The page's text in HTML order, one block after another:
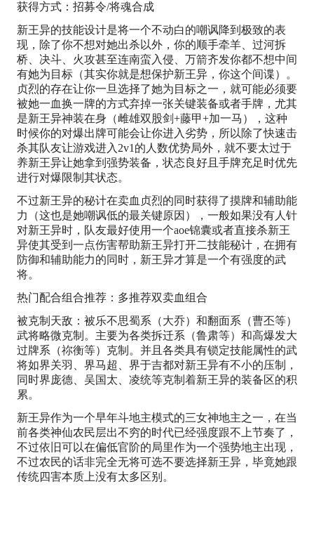
获得方式：招募令/将魂合成
新王异的技能设计是将一个不动白的嘲讽降到极致的表
现，除了你不想对她出杀以外，你的顺手牵羊、过河拆
桥、决斗、火攻甚至连南蛮入侵、万箭齐发你都不想中间
有她为目标（其实你就是想保护新王异，你这个间谍）。
贞烈的存在让你一旦选择了她为目标之一，就可能必须要
被她一血换一牌的方式弃掉一张关键装备或者手牌，尤其
是新王异神装在身（雌雄双股剑+藤甲+加一马），这种
时候你的对爆出牌可能会让你进入劣势，所以除了快速击
杀其队友让游戏进入2v1的人数优势局外，就不要太过于
养新王异让她拿到强势装备，状态良好且手牌充足时优先
进行对爆限制其状态。
不过新王异的秘计在卖血贞烈的同时获得了摸牌和辅助能
力（这也是她嘲讽低的最关键原因），一般如果没有人针
对新王异时，队友最好使用一个aoe锦囊或者直接杀新王
异使其受到一点伤害帮助新王异打开二技能秘计，在拥有
防御和辅助能力的同时，新王异才算是一个有强度的武
将。
热门配合组合推荐：多推荐双卖血组合
被克制天敌：被乐不思蜀系（大乔）和翻面系（曹丕等）
武将略微克制。主要为各类拆迁系（鲁肃等）和高爆发大
过牌系（祢衡等）克制。并且各类具有锁定技能属性的武
将如界关羽、界马超、界于吉都对新王异有不小的压制，
同时界庞德、吴国太、凌统等克制着新王异的装备区的积
累。
新王异作为一个早年斗地主模式的三女神地主之一，在当
前各类神仙农民层出不穷的时代已经强度跟不上节奏了，
不过依旧可以在偏低官阶的局里作为一个强势地主出现，
不过农民的话非完全无将可选不要选择新王异，毕竟她跟
传统四害本质上没有太多区别。